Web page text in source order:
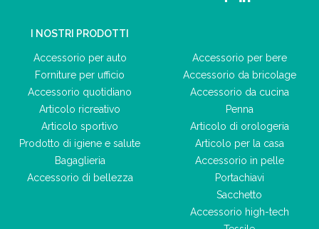
I NOSTRI PRODOTTI
Accessorio per auto
Forniture per ufficio
Accessorio quotidiano
Articolo ricreativo
Articolo sportivo
Prodotto di igiene e salute
Bagaglieria
Accessorio di bellezza
Accessorio per bere
Accessorio da bricolage
Accessorio da cucina
Penna
Articolo di orologeria
Articolo per la casa
Accessorio in pelle
Portachiavi
Sacchetto
Accessorio high-tech